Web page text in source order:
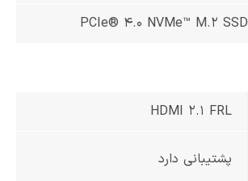
PCIe® 4.0 NVMe™ M.2 SSD
HDMI 2.1 FRL
پشتیبانی دارد